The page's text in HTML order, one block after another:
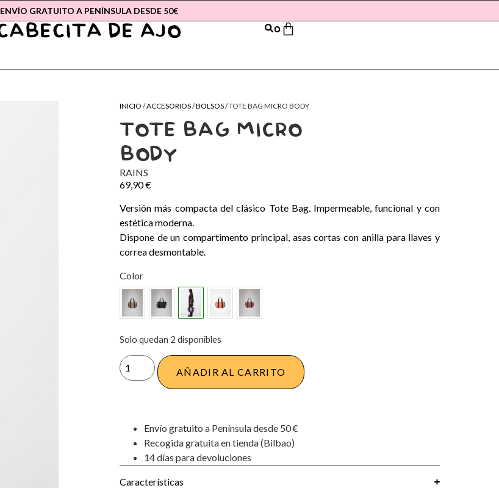
ENVÍO GRATUITO A PENÍNSULA DESDE 50€
0
INICIO /ACCESORIOS/BOLSOS/ TOTE BAG MICRO BODY
TOTE BAG MICRO
BODY
RAINS
69,90€
Versión más compacta del clásico Tote Bag. Impermeable, funcional y con
estética moderna.
Dispone de un compartimento principal, asas cortas con anilla para llaves y
correa desmontable.
Color
Solo quedan 2 disponibles
AÑADIR AL CARRITO
Envío gratuito a Península desde 50 €
Recogida gratuita en tienda (Bilbao)
14 días para devoluciones
Características